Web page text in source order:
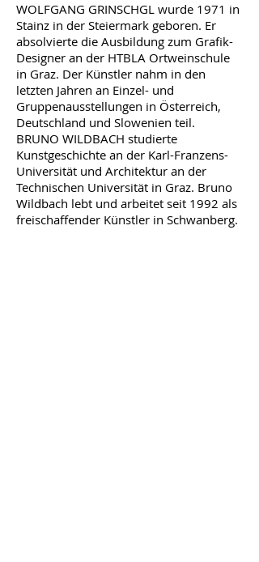
WOLFGANG GRINSCHGL wurde 1971 in
Stainz in der Steiermark geboren. Er
absolvierte die Ausbildung zum Grafik-
Designer an der HTBLA Ortweinschule
in Graz. Der Künstler nahm in den
letzten Jahren an Einzel- und
Gruppenausstellungen in Österreich,
Deutschland und Slowenien teil.
BRUNO WILDBACH studierte
Kunstgeschichte an der Karl-Franzens-
Universität und Architektur an der
Technischen Universität in Graz. Bruno
Wildbach lebt und arbeitet seit 1992 als
freischaffender Künstler in Schwanberg.
>